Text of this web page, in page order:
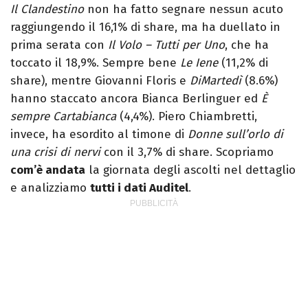
Il Clandestinonon ha fatto segnare nessun acuto
raggiungendo il 16,1% di share, ma ha duellato in
prima serata con Il Volo – Tutti per Uno, che ha
toccato il 18,9%. Sempre bene Le Iene(11,2% di
share), mentre Giovanni Floris e DiMartedì(8.6%)
hanno staccato ancora Bianca Berlinguer ed È
sempre Cartabianca(4,4%). Piero Chiambretti,
invece, ha esordito al timone di Donne sull’orlo di
una crisi di nervicon il 3,7% di share. Scopriamo
com’è andata la giornata degli ascolti nel dettaglio
e analizziamo tutti i dati Auditel.